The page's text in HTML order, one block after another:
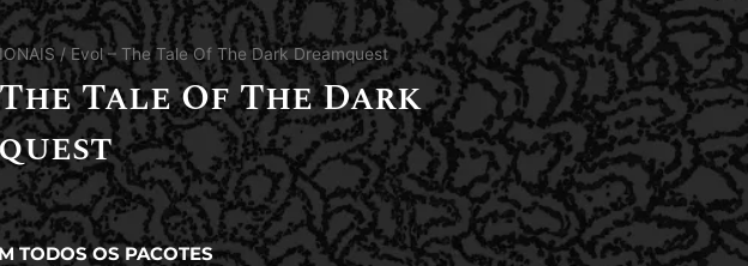
/ Evol – The Tale Of The Dark Dreamquest
Tale Of The Dark
TODOS OS PACOTES